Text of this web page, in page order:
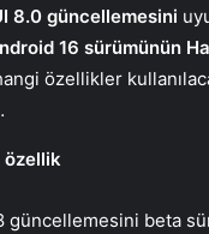
8.0 güncellemesini
16 sürümünün
özellikler
özellik
güncellemesini beta